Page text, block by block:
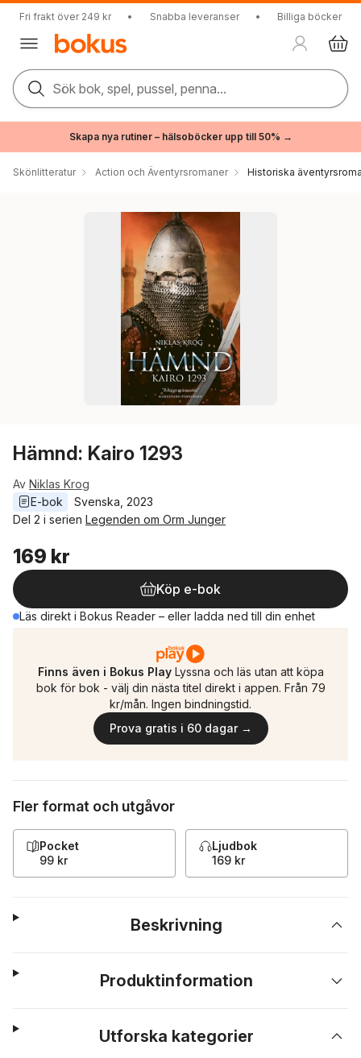
Fri frakt över 249 kr • Snabba leveranser • Billiga böcker
Sök bok, spel, pussel, penna...
Skapa nya rutiner – hälsoböcker upp till 50% →
Skönlitteratur Action och Äventyrsromaner Historiska
Hämnd: Kairo 1293
Av Niklas Krog
E-bok
Svenska 2023
Del 2 i serien Legenden om Orm Junger
169 kr
Köp e-bok
Läs direkt i Bokus Reader – eller ladda ned till din enhet
Finns även i Bokus Play Lyssna och läs utan att köpa
bok för bok - välj din nästa titel direkt i appen. Från 79
kr/mån. Ingen bindningstid.
Prova gratis i 60 dagar →
Fler format och utgåvor
Pocket
99 kr
Ljudbok
169 kr
Beskrivning
Produktinformation
Utforska kategorier